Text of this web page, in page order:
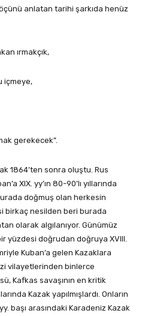
anlatan tarihi şarkıda henüz
ırmakçık,
içmeye,
gerekecek”.
1864’ten sonra oluştu. Rus
XIX. yy’ın 80-90’lı yıllarında
doğmuş olan herkesin
birkaç nesilden beri burada
olarak algılanıyor. Günümüz
yüzdesi doğrudan doğruya XVIII.
Kuban’a gelen Kazaklara
vilayetlerinden binlerce
Kafkas savaşının en kritik
Kazak yapılmışlardı. Onların
başı arasındaki Karadeniz Kazak